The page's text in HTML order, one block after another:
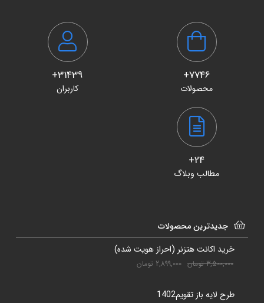
7746+
محصولات
31439+
کاربران
24+
مطالب وبلاگ
جدیدترین محصولات
خرید اکانت هتزنر (احراز هویت شده)
3,500,000 تومان 2,899,000 تومان
طرح لایه باز تقویم1402